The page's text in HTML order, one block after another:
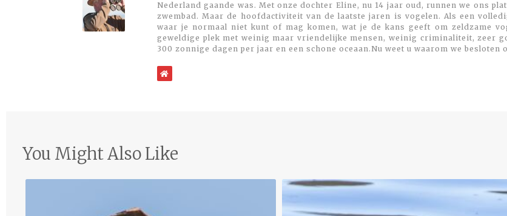
Nederland gaande was. Met onze dochter Eline, nu 14 jaar oud, runnen we ons
zwembad. Maar de hoofdactiviteit van de laatste jaren is vogelen. Als een
waar je normaal niet kunt of mag komen, wat je de kans geeft om zeldzame
geweldige plek met weinig maar vriendelijke mensen, weinig criminaliteit, zeer
300 zonnige dagen per jaar en een schone oceaan.Nu weet u waarom we besloten
You Might Also Like